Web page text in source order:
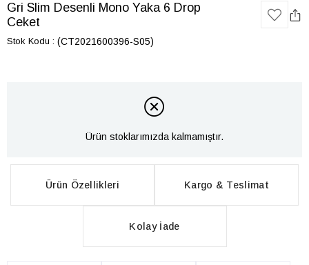
Gri Slim Desenli Mono Yaka 6 Drop
Ceket
Stok Kodu (CT2021600396-S05)
Ürün stoklarımızda kalmamıştır.
Ürün Özellikleri Kargo & Teslimat
Kolay İade